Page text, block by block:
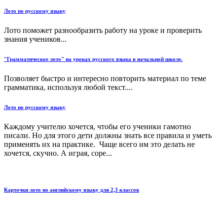
Лото по русскому языку
Лото поможет разнообразить работу на уроке и проверить
знания учеников...
"Грамматическое лото" на уроках русского языка в начальной школе.
Позволяет быстро и интересно повторить материал по теме
грамматика, используя любой текст....
Лото по русскому языку
Каждому учителю хочется, чтобы его ученики гамотно
писали. Но для этого дети должны знать все правила и уметь
применять их на практике. Чаще всего им это делать не
хочется, скучно. А играя, соре...
Карточки лото по английскому языку для 2,3 классов